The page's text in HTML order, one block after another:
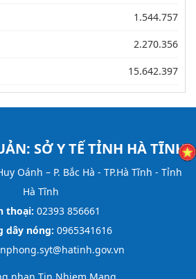
1.544.757
2.270.356
15.642.397
SỞ Y TẾ TỈNH HÀ TĨNH
Oánh – P. Bắc Hà - TP.Hà Tĩnh - Tỉnh
Hà Tĩnh
thoại: 02393 856661
dây nóng: 0965341616